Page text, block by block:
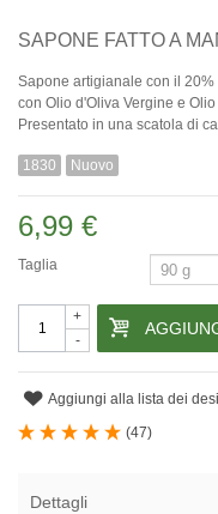
SAPONE FATTO A
Sapone artigianale con il
con Olio d'Oliva Vergine e
Presentato in una scatola di
1830 Nuovo
6,99 €
Taglia
-
+
Aggiungi alla lista dei
(47)
Dettagli